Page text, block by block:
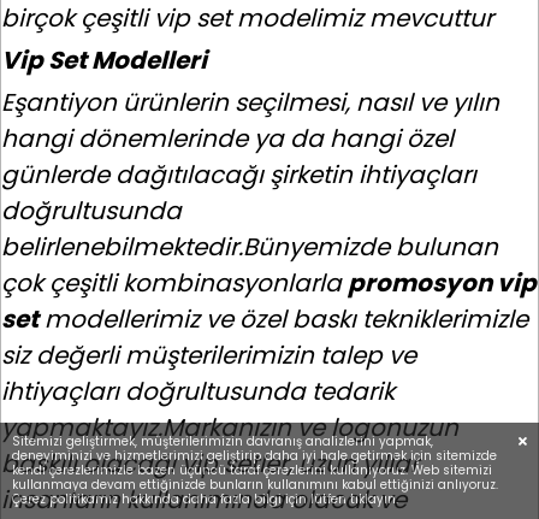
birçok çeşitli vip set modelimiz mevcuttur
Vip Set Modelleri
Eşantiyon ürünlerin seçilmesi, nasıl ve yılın
hangi dönemlerinde ya da hangi özel
günlerde dağıtılacağı şirketin ihtiyaçları
doğrultusunda
belirlenebilmektedir.Bünyemizde bulunan
çok çeşitli kombinasyonlarlapromosyon vip
setmodellerimiz ve özel baskı tekniklerimizle
siz değerli müşterilerimizin talep ve
ihtiyaçları doğrultusunda tedarik
yapmaktayız.Markanızın ve logonuzun
baskılı olacağı vip setler, uzun yıllar
insanların kullanımında olacak ve
Sitemizi geliştirmek, müşterilerimizin davranış analizlerini yapmak,
deneyiminizi ve hizmetlerimizi geliştirip daha iyi hale getirmek için sitemizde
kendi çerezlerimizle bazen üçüncü taraf çerezlerini kullanıyoruz. Web sitemizi
kullanmaya devam ettiğinizde bunların kullanımını kabul ettiğinizi anlıyoruz.
Çerez politikamız hakkında daha fazla bilgi için lütfen tıklayın.